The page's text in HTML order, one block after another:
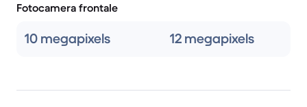
Fotocamera frontale
10 megapixels 12 megapixels